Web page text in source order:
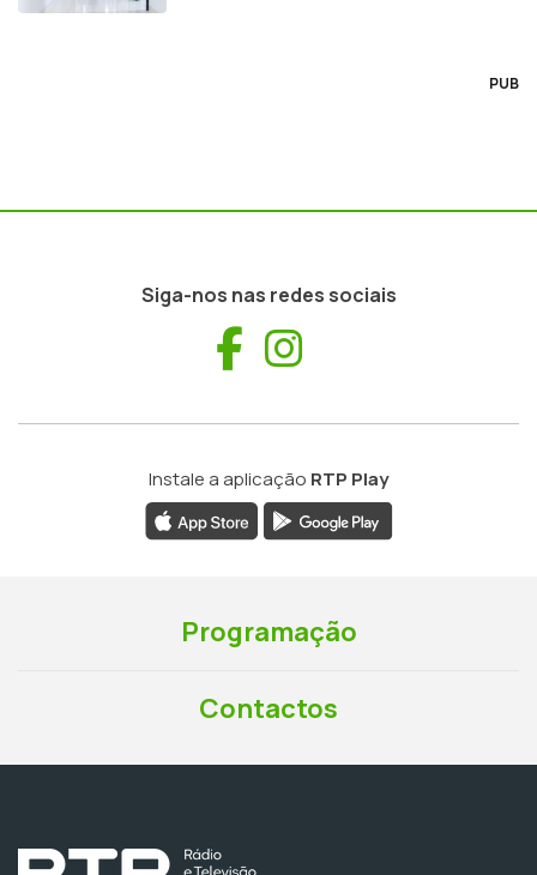
PUB
Siga-nos nas redes sociais
Facebook
Instale a aplicação RTP Play
Programação
Contactos